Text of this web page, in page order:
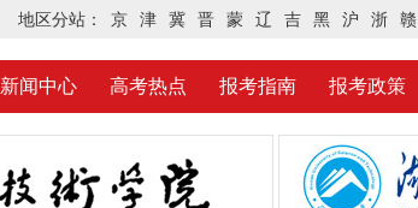
地区分站： 京 津 冀 晋 蒙 辽 吉 黑 沪 浙 赣
新闻中心 高考热点 报考指南 报考政策